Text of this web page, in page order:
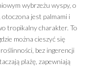
wybrzeżu wyspy, o
jest palmami i
tropikalny charakter. To
można cieszyć się
bez ingerencji
plażę, zapewniają